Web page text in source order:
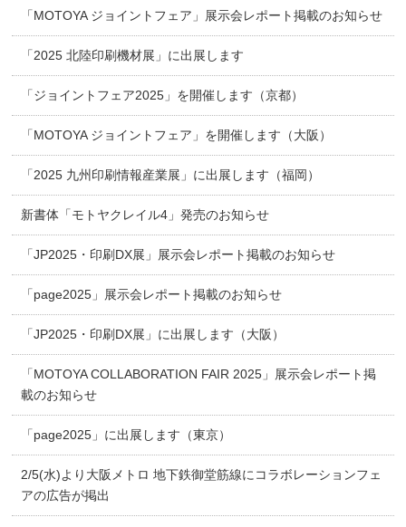
「MOTOYA ジョイントフェア」展示会レポート掲載のお知らせ
「2025 北陸印刷機材展」に出展します
「ジョイントフェア2025」を開催します（京都）
「MOTOYA ジョイントフェア」を開催します（大阪）
「2025 九州印刷情報産業展」に出展します（福岡）
新書体「モトヤクレイル4」発売のお知らせ
「JP2025・印刷DX展」展示会レポート掲載のお知らせ
「page2025」展示会レポート掲載のお知らせ
「JP2025・印刷DX展」に出展します（大阪）
「MOTOYA COLLABORATION FAIR 2025」展示会レポート掲
載のお知らせ
「page2025」に出展します（東京）
2/5(水)より大阪メトロ 地下鉄御堂筋線にコラボレーションフェ
アの広告が掲出